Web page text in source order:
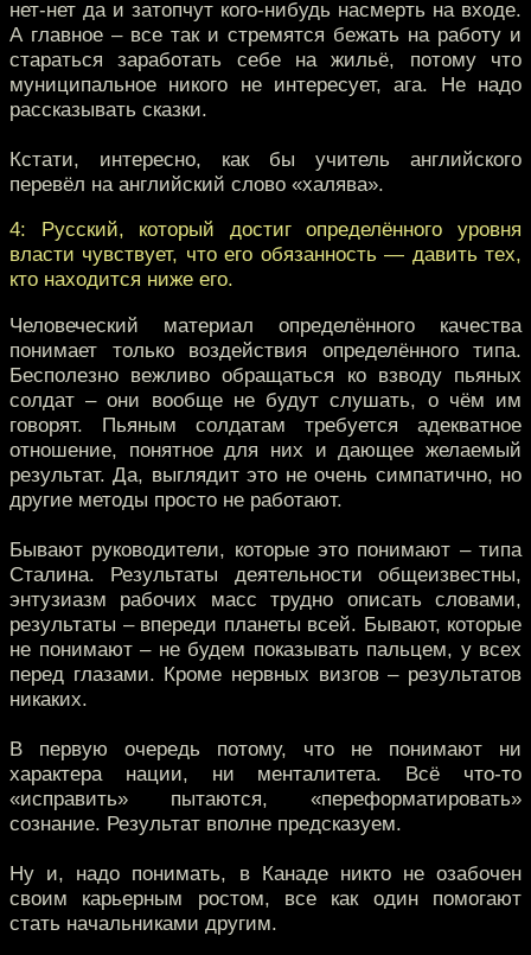
нет-нет да и затопчут кого-нибудь насмерть на входе.
А главное – все так и стремятся бежать на работу и
стараться заработать себе на жильё, потому что
муниципальное никого не интересует, ага. Не надо
рассказывать сказки.
Кстати, интересно, как бы учитель английского
перевёл на английский слово «халява».
4: Русский, который достиг определённого уровня
власти чувствует, что его обязанность — давить тех,
кто находится ниже его.
Человеческий материал определённого качества
понимает только воздействия определённого типа.
Бесполезно вежливо обращаться ко взводу пьяных
солдат – они вообще не будут слушать, о чём им
говорят. Пьяным солдатам требуется адекватное
отношение, понятное для них и дающее желаемый
результат. Да, выглядит это не очень симпатично, но
другие методы просто не работают.
Бывают руководители, которые это понимают – типа
Сталина. Результаты деятельности общеизвестны,
энтузиазм рабочих масс трудно описать словами,
результаты – впереди планеты всей. Бывают, которые
не понимают – не будем показывать пальцем, у всех
перед глазами. Кроме нервных визгов – результатов
никаких.
В первую очередь потому, что не понимают ни
характера нации, ни менталитета. Всё что-то
«исправить» пытаются, «переформатировать»
сознание. Результат вполне предсказуем.
Ну и, надо понимать, в Канаде никто не озабочен
своим карьерным ростом, все как один помогают
стать начальниками другим.